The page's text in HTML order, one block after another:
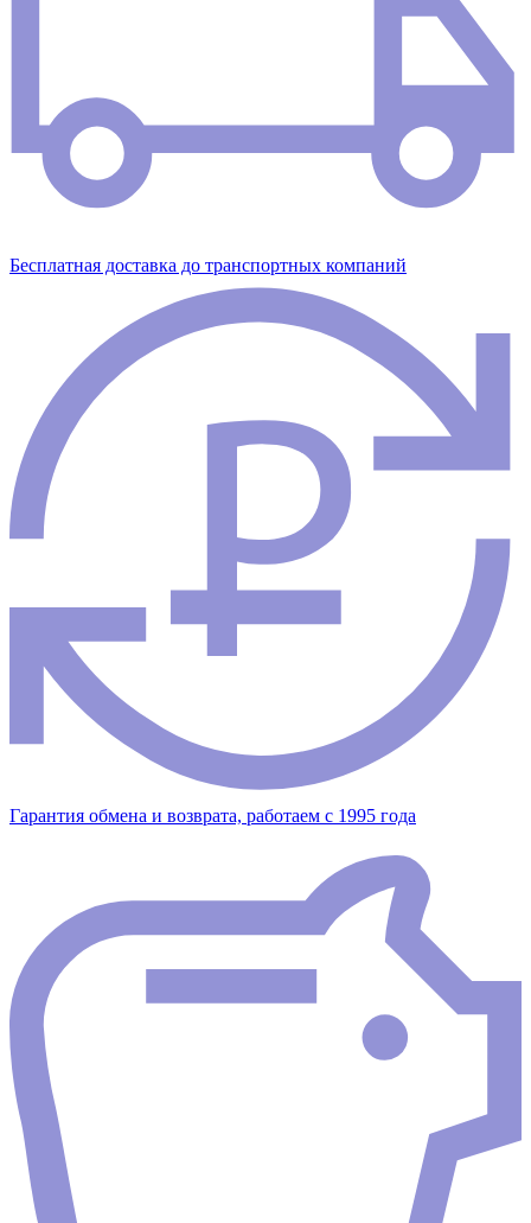
Бесплатная доставка до транспортных компаний
Гарантия обмена и возврата, работаем с 1995 года